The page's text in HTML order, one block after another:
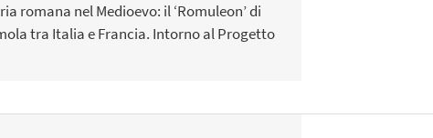
romana nel Medioevo: il ‘Romuleon’ di
tra Italia e Francia. Intorno al Progetto